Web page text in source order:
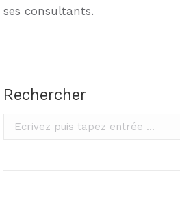
ses consultants.
Rechercher
Rechercher